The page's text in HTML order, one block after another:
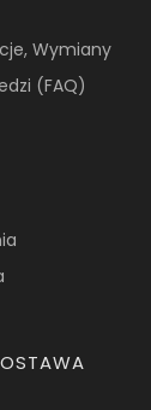
Wymiany
(FAQ)